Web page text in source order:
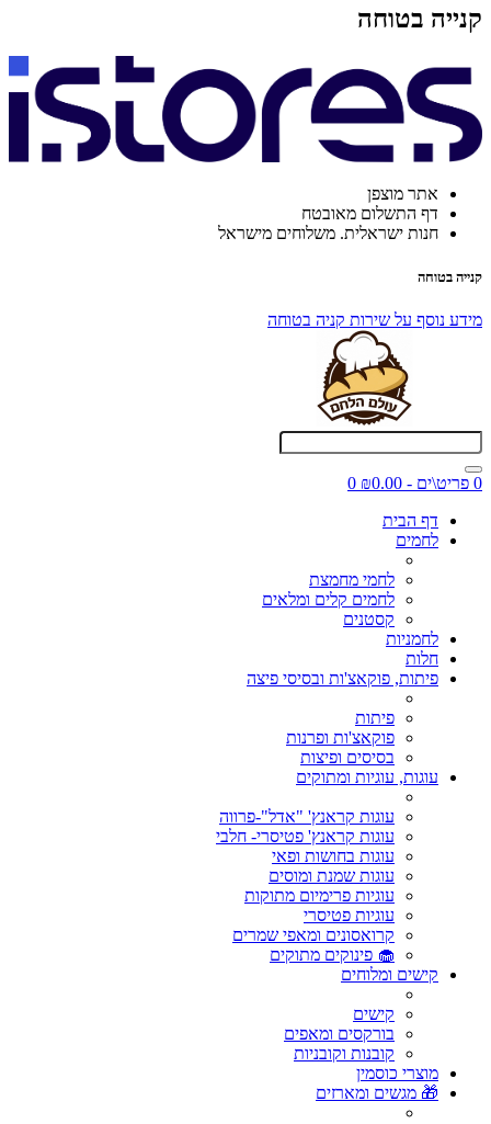
קנייה בטוחה
אתר מוצפן
דף התשלום מאובטח
חנות ישראלית. משלוחים מישראל
קנייה בטוחה
מידע נוסף על שירות קניה בטוחה
0 פריט\ים - ₪0.00
0
דף הבית
לחמים
לחמי מחמצת
לחמים קלים ומלאים
קסטנים
לחמניות
חלות
פיתות, פוקאצ'ות ובסיסי פיצה
פיתות
פוקאצ'ות ופרנות
בסיסים ופיצות
עוגות, עוגיות ומתוקים
עוגות קראנץ' "אדל"-פרווה
עוגות קראנץ' פטיסרי- חלבי
עוגות בחושות ופאי
עוגות שמנת ומוסים
עוגיות פרימיום מתוקות
עוגיות פטיסרי
קרואסונים ומאפי שמרים
🧁 פינוקים מתוקים
קישים ומלוחים
קישים
בורקסים ומאפים
קובנות וקובניות
מוצרי כוסמין
🎁 מגשים ומארזים